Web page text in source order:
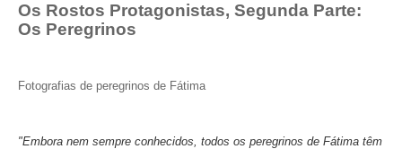
Os Rostos Protagonistas, Segunda Parte:
Os Peregrinos
Fotografias de peregrinos de Fátima
"Embora nem sempre conhecidos, todos os peregrinos de Fátima têm